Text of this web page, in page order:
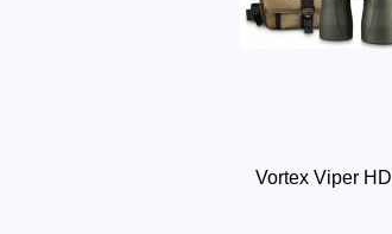
Vortex Viper HD